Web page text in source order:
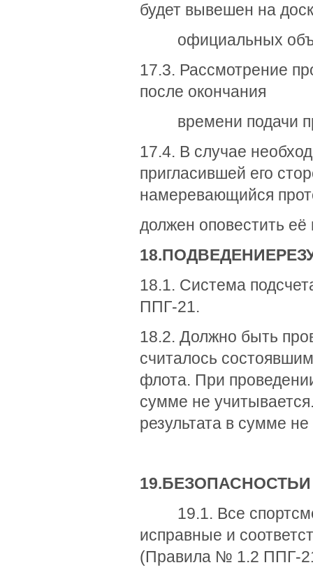
будет вывешен на
официальных
17.3. Рассмотрение
после окончания
времени подачи
17.4. В случае
пригласившей его
намеревающийся
должен оповестить
18.ПОДВЕДЕНИЕ
18.1. Система
ППГ-21.
18.2. Должно быть
считалось
флота. При
сумме не
результата в сумме
19.БЕЗОПАСНОСТЬИ
19.1. Все
исправные и
(Правила № 1.2 ППГ-